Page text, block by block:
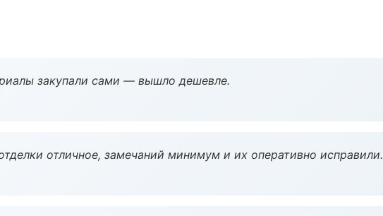
закупали сами — вышло дешевле.
отличное, замечаний минимум и их оперативно исправили.